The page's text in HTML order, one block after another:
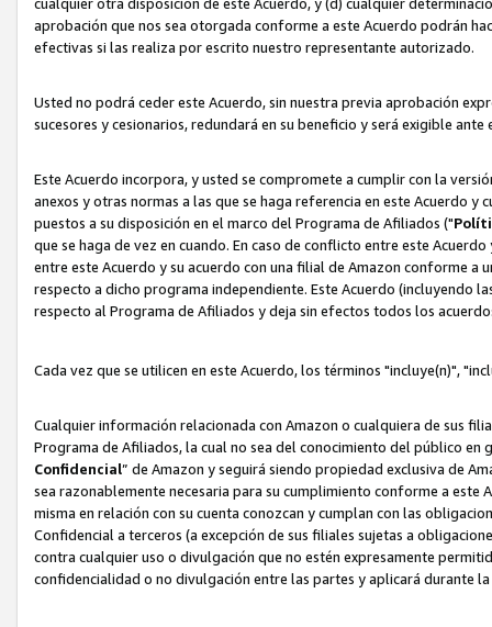
cualquier otra disposición de este Acuerdo, y (d) cualquier
aprobación que nos sea otorgada conforme a este Acuerdo podrán
efectivas si las realiza por escrito nuestro representante autorizado.
Usted no podrá ceder este Acuerdo, sin nuestra previa aprobación
sucesores y cesionarios, redundará en su beneficio y será exigible
Este Acuerdo incorpora, y usted se compromete a cumplir con la
anexos y otras normas a las que se haga referencia en este Acuerdo
puestos a su disposición en el marco del Programa de Afiliados ("
que se haga de vez en cuando. En caso de conflicto entre este
entre este Acuerdo y su acuerdo con una filial de Amazon conforme
respecto a dicho programa independiente. Este Acuerdo (incluyendo
respecto al Programa de Afiliados y deja sin efectos todos los
Cada vez que se utilicen en este Acuerdo, los términos "incluye(n)",
Cualquier información relacionada con Amazon o cualquiera de sus
Programa de Afiliados, la cual no sea del conocimiento del público
Confidencial” de Amazon y seguirá siendo propiedad exclusiva de
sea razonablemente necesaria para su cumplimiento conforme a
misma en relación con su cuenta conozcan y cumplan con las
Confidencial a terceros (a excepción de sus filiales sujetas a
contra cualquier uso o divulgación que no estén expresamente
confidencialidad o no divulgación entre las partes y aplicará durante